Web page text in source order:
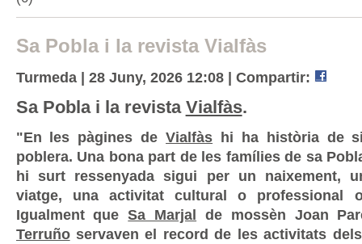
Sa Pobla i la revista Vialfàs
Turmeda | 28 Juny, 2026 12:08 | Compartir:
Sa Pobla i la revista Vialfàs.
"En les pàgines deVialfàs hi ha història de
poblera. Una bona part de les famílies de sa
hi surt ressenyada sigui per un naixement,
viatge, una activitat cultural o professional
Igualment queSa Marjal de mossèn Joan
Terruñoservaven el record de les activitats